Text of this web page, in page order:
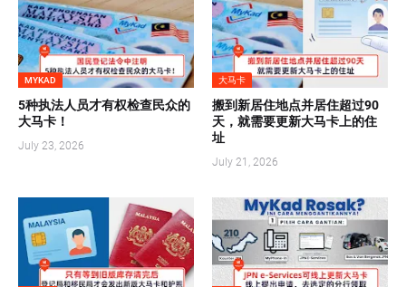
MYKAD
5种执法人员才有权检查民众的
大马卡！
July 23, 2026
大马卡
搬到新居住地点并居住超过90
天，就需要更新大马卡上的住
址
July 21, 2026